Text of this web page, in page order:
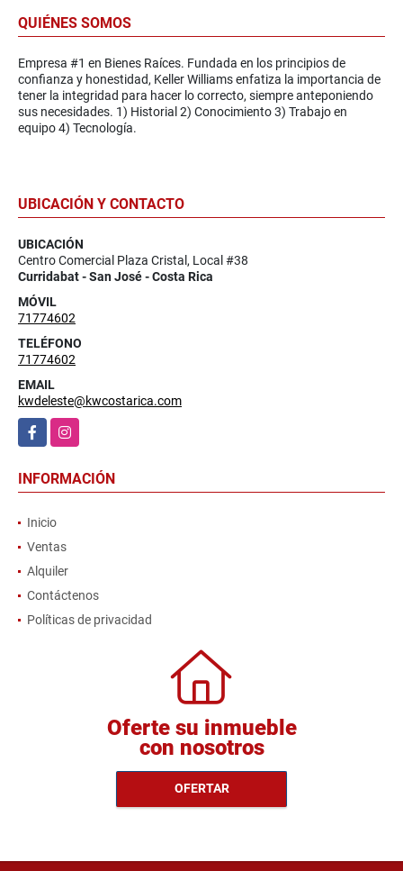
QUIÉNES SOMOS
Empresa #1 en Bienes Raíces. Fundada en los principios de
confianza y honestidad, Keller Williams enfatiza la importancia de
tener la integridad para hacer lo correcto, siempre anteponiendo
sus necesidades. 1) Historial 2) Conocimiento 3) Trabajo en
equipo 4) Tecnología.
UBICACIÓN Y CONTACTO
UBICACIÓN
Centro Comercial Plaza Cristal, Local #38
Curridabat - San José - Costa Rica
MÓVIL
71774602
TELÉFONO
71774602
EMAIL
kwdeleste@kwcostarica.com
FacebookInstagram
INFORMACIÓN
Inicio
Ventas
Alquiler
Contáctenos
Políticas de privacidad
Oferte su inmueble
con nosotros
OFERTAR